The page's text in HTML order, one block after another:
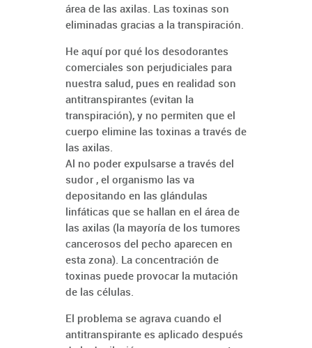
área de las axilas. Las toxinas son
eliminadas gracias a la transpiración.
He aquí por qué los desodorantes
comerciales son perjudiciales para
nuestra salud, pues en realidad son
antitranspirantes (evitan la
transpiración), y no permiten que el
cuerpo elimine las toxinas a través de
las axilas.
Al no poder expulsarse a través del
sudor , el organismo las va
depositando en las glándulas
linfáticas que se hallan en el área de
las axilas (la mayoría de los tumores
cancerosos del pecho aparecen en
esta zona). La concentración de
toxinas puede provocar la mutación
de las células.
El problema se agrava cuando el
antitranspirante es aplicado después